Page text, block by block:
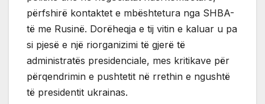
përfshirë kontaktet e mbështetura nga SHBA-
të me Rusinë. Dorëheqja e tij vitin e kaluar u pa
si pjesë e një riorganizimi të gjerë të
administratës presidenciale, mes kritikave për
përqendrimin e pushtetit në rrethin e ngushtë
të presidentit ukrainas.